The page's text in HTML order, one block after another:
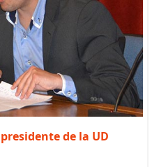
de la UD